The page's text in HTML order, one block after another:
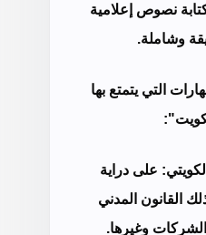
نصوص إعلامية
وشاملة.
التي يتمتع بها
على دراية
القانون المدني
الشركات وغيرها.